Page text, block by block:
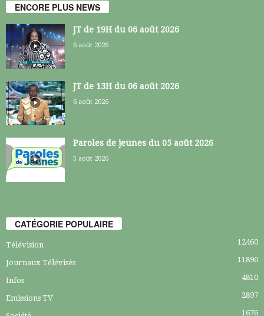
ENCORE PLUS NEWS
JT de 19H du 06 août 2026
6 août 2026
JT de 13H du 06 août 2026
6 août 2026
Paroles de jeunes du 05 août 2026
5 août 2026
CATÉGORIE POPULAIRE
Télévision 12460
Journaux Télévisés 11896
Infos 4810
Emissions TV 2897
1676